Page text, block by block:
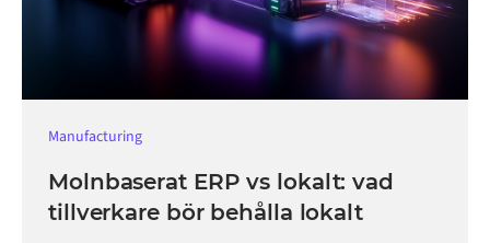
Manufacturing
Molnbaserat ERP vs lokalt: vad
tillverkare bör behålla lokalt